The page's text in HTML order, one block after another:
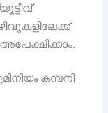
കമ്പനി